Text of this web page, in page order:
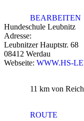
BEARBEITEN
Hundeschule Leubnitz
Adresse:
Leubnitzer Hauptstr. 68
08412 Werdau
Webseite: WWW.HS-
11 km von
ROUTE